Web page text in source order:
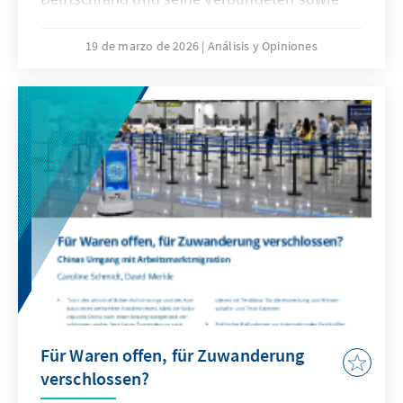
stellen die Bundeswehr vor neue
aber nicht nur Treiber bei diesen
Entwicklungen, sondern zugleich eine
Antwort. Dafür bedarf es einer KI-Strategie,
die wesentliche Herausforderungen gezielt
adressiert und die Möglichkeiten von KI nach
ethischen Richtlinien aktiv nutzt, um effizient
abschrecken zu können.
19 de marzo de 2026 Análisis y Opiniones
Für Waren offen, für Zuwanderung
verschlossen?